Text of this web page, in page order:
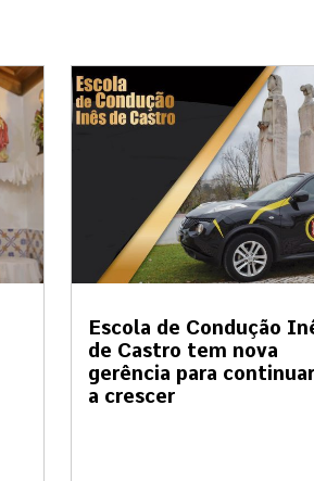
Escola de Condução
de Castro tem nova
gerência para continuar
a crescer